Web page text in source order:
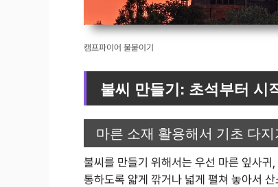
캠프파이어 불붙이기
불씨 만들기: 초석부터 시
마른 소재 활용해서 기초 다지
불씨를 만들기 위해서는 우선 마른 잎사
통하도록 얇게 깎거나 넓게 펼쳐 놓아서